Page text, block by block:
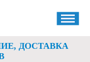
ДОСТАВКА